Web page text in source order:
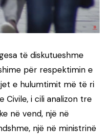
të diskutueshme
për respektimin e
e hulumtimit më të ri
Civile, i cili analizon tre
në vend, një në
një në ministrinë